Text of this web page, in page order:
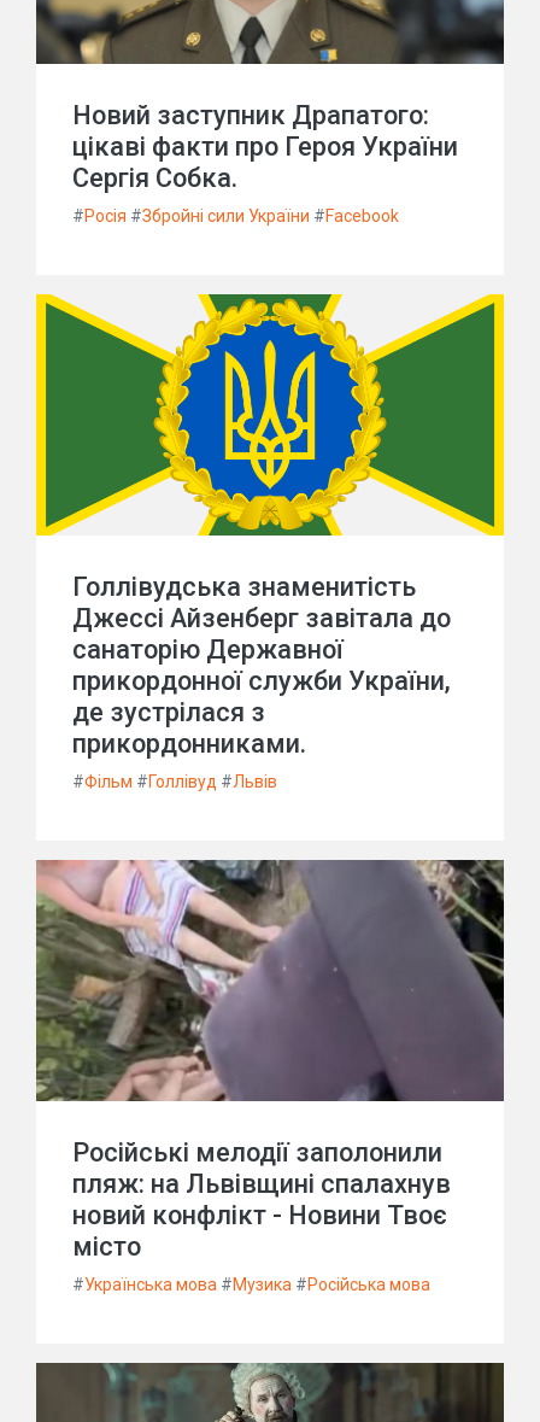
Новий заступник Драпатого:
цікаві факти про Героя України
Сергія Собка.
#Росія #Збройні сили України #Facebook
Голлівудська знаменитість
Джессі Айзенберг завітала до
санаторію Державної
прикордонної служби України,
де зустрілася з
прикордонниками.
#Фільм #Голлівуд #Львів
Російські мелодії заполонили
пляж: на Львівщині спалахнув
новий конфлікт - Новини Твоє
місто
#Українська мова #Музика #Російська мова